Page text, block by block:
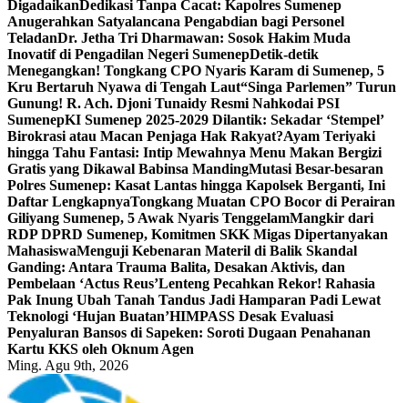
DigadaikanDedikasi Tanpa Cacat: Kapolres Sumenep
Anugerahkan Satyalancana Pengabdian bagi Personel
TeladanDr. Jetha Tri Dharmawan: Sosok Hakim Muda
Inovatif di Pengadilan Negeri SumenepDetik-detik
Menegangkan! Tongkang CPO Nyaris Karam di Sumenep, 5
Kru Bertaruh Nyawa di Tengah Laut“Singa Parlemen” Turun
Gunung! R. Ach. Djoni Tunaidy Resmi Nahkodai PSI
SumenepKI Sumenep 2025-2029 Dilantik: Sekadar ‘Stempel’
Birokrasi atau Macan Penjaga Hak Rakyat?Ayam Teriyaki
hingga Tahu Fantasi: Intip Mewahnya Menu Makan Bergizi
Gratis yang Dikawal Babinsa MandingMutasi Besar-besaran
Polres Sumenep: Kasat Lantas hingga Kapolsek Berganti, Ini
Daftar LengkapnyaTongkang Muatan CPO Bocor di Perairan
Giliyang Sumenep, 5 Awak Nyaris TenggelamMangkir dari
RDP DPRD Sumenep, Komitmen SKK Migas Dipertanyakan
MahasiswaMenguji Kebenaran Materil di Balik Skandal
Ganding: Antara Trauma Balita, Desakan Aktivis, dan
Pembelaan ‘Actus Reus’Lenteng Pecahkan Rekor! Rahasia
Pak Inung Ubah Tanah Tandus Jadi Hamparan Padi Lewat
Teknologi ‘Hujan Buatan’HIMPASS Desak Evaluasi
Penyaluran Bansos di Sapeken: Soroti Dugaan Penahanan
Kartu KKS oleh Oknum Agen
Ming. Agu 9th, 2026